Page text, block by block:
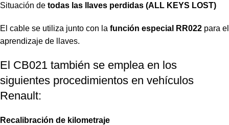
Situación de todas las llaves perdidas (ALL KEYS LOST)
El cable se utiliza junto con la función especial RR022 para el
aprendizaje de llaves.
El CB021 también se emplea en los
siguientes procedimientos en vehículos
Renault:
Recalibración de kilometraje